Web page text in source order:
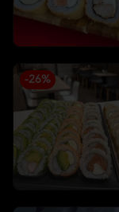
-26%